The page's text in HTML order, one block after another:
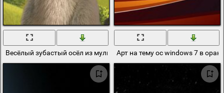
Весёлый зубастый осёл из мультфильмаАрт на тему oc windows 7 в